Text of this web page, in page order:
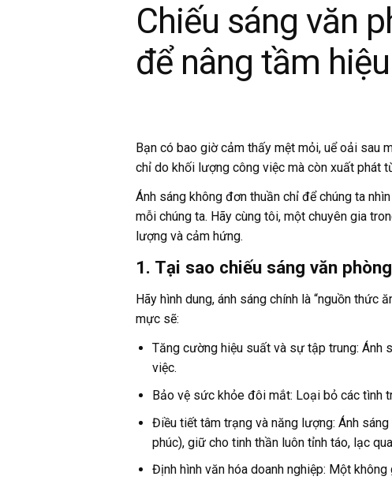
Chiếu sáng văn
để nâng tầm
Bạn có bao giờ cảm thấy mệt mỏi, uể oải sau
chỉ do khối lượng công việc mà còn xuất phát
Ánh sáng không đơn thuần chỉ để chúng ta
mỗi chúng ta. Hãy cùng tôi, một chuyên gia
lượng và cảm hứng.
1. Tại sao chiếu sáng văn
Hãy hình dung, ánh sáng chính là “nguồn
mực sẽ:
Tăng cường hiệu suất và sự tập trung:
việc.
Bảo vệ sức khỏe đôi mắt: Loại bỏ các tình
Điều tiết tâm trạng và năng lượng: Ánh
phúc), giữ cho tinh thần luôn tỉnh táo, lạc
Định hình văn hóa doanh nghiệp: Một